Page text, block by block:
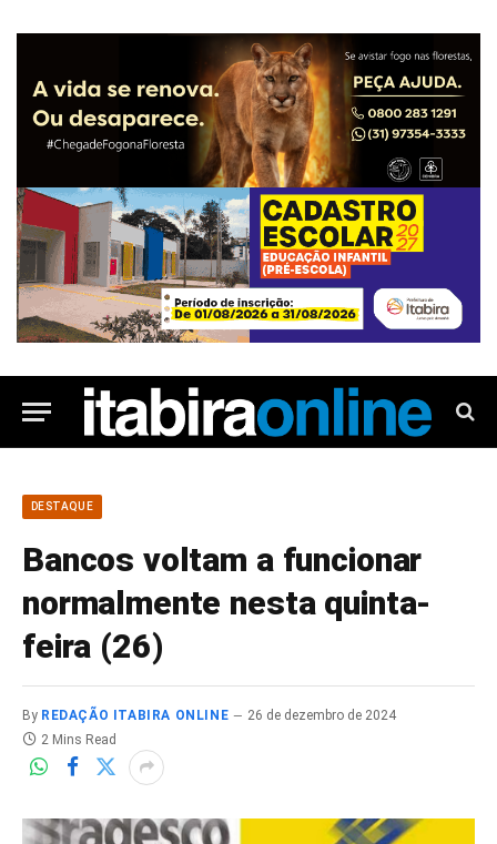
DESTAQUE
Bancos voltam a funcionar
normalmente nesta quinta-
feira (26)
By REDAÇÃO ITABIRA ONLINE
26 de dezembro de 2024
2 Mins Read